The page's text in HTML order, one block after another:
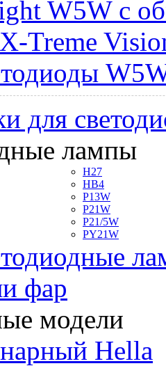
W5W с
Treme
для
лампы
H27
HB4
P13W
P21W
P21/5W
PY21W
фар
модели
Hella